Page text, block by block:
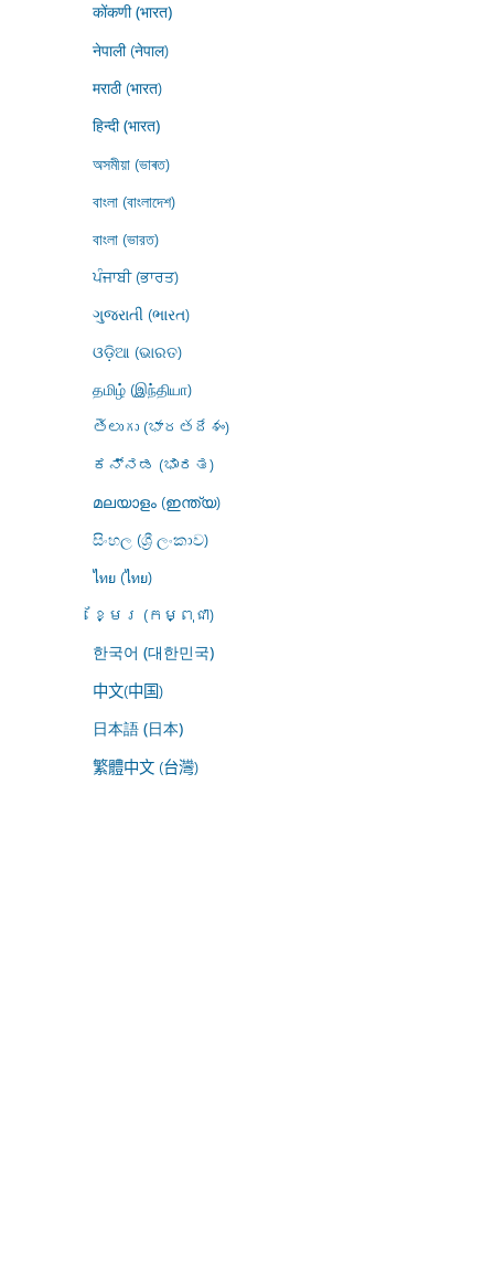
कोंकणी (भारत)
नेपाली (नेपाल)
मराठी (भारत)
हिन्दी (भारत)
অসমীয়া (ভাৰত)
বাংলা (বাংলাদেশ)
বাংলা (ভারত)
ਪੰਜਾਬੀ (ਭਾਰਤ)
ગુજરાતી (ભારત)
ଓଡ଼ିଆ (ଭାରତ)
தமிழ் (இந்தியா)
తెలుగు (భారతదేశం)
ಕನ್ನಡ (ಭಾರತ)
മലയാളം (ഇന്ത്യ)
සිංහල (ශ්‍රී ලංකාව)
ไทย (ไทย)
ខ្មែរ (កម្ពុជា)
한국어 (대한민국)
中文(中国)
日本語 (日本)
繁體中文 (台灣)